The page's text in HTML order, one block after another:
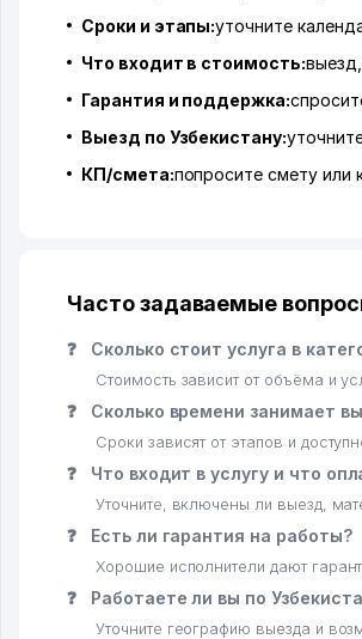
Сроки и этапы:уточните
Что входит в стоимость:
Гарантия и поддержка:
Выезд по Узбекистану:
КП/смета:попросите смету или
Часто задаваемые
❓ Сколько стоит услуга в
Стоимость зависит от объёма и
❓ Сколько времени занимает
Сроки зависят от этапов и
❓ Что входит в услугу и что
Уточните, включены ли выезд,
❓ Есть ли гарантия на работы?
Хорошие исполнители дают
❓ Работаете ли вы по
Уточните географию выезда и